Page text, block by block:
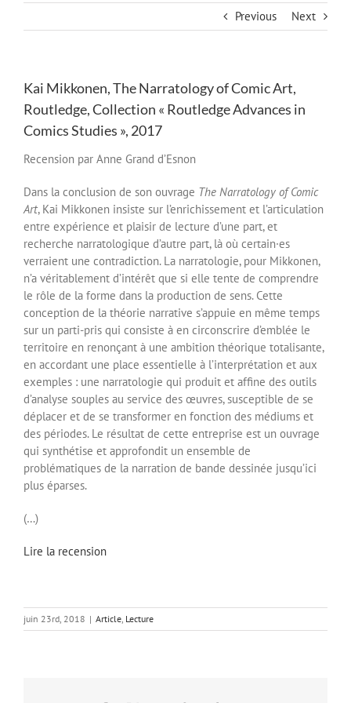
Previous Next
Kai Mikkonen, The Narratology of Comic Art,
Routledge, Collection « Routledge Advances in
Comics Studies », 2017
Recension par Anne Grand d’Esnon
Dans la conclusion de son ouvrage The Narratology of Comic
Art, Kai Mikkonen insiste sur l’enrichissement et l’articulation
entre expérience et plaisir de lecture d’une part, et
recherche narratologique d’autre part, là où certain·es
verraient une contradiction. La narratologie, pour Mikkonen,
n’a véritablement d’intérêt que si elle tente de comprendre
le rôle de la forme dans la production de sens. Cette
conception de la théorie narrative s’appuie en même temps
sur un parti-pris qui consiste à en circonscrire d’emblée le
territoire en renonçant à une ambition théorique totalisante,
en accordant une place essentielle à l’interprétation et aux
exemples : une narratologie qui produit et affine des outils
d’analyse souples au service des œuvres, susceptible de se
déplacer et de se transformer en fonction des médiums et
des périodes. Le résultat de cette entreprise est un ouvrage
qui synthétise et approfondit un ensemble de
problématiques de la narration de bande dessinée jusqu’ici
plus éparses.
(…)
Lire la recension
juin 23rd, 2018 | Article, Lecture